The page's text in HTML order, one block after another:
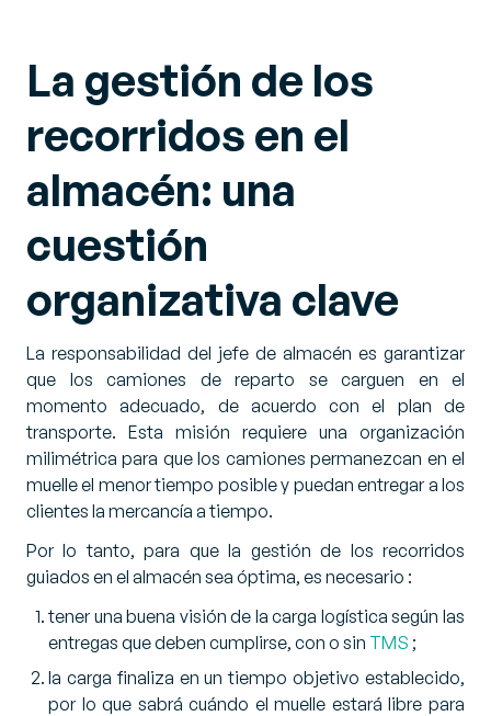
La gestión de los
recorridos en el
almacén: una
cuestión
organizativa clave
La responsabilidad del jefe de almacén es garantizar
que los camiones de reparto se carguen en el
momento adecuado, de acuerdo con el plan de
transporte. Esta misión requiere una organización
milimétrica para que los camiones permanezcan en el
muelle el menor tiempo posible y puedan entregar a los
clientes la mercancía a tiempo.
Por lo tanto, para que la gestión de los recorridos
guiados en el almacén sea óptima, es necesario :
tener una buena visión de la carga logística según las
entregas que deben cumplirse, con o sin TMS ;
la carga finaliza en un tiempo objetivo establecido,
por lo que sabrá cuándo el muelle estará libre para